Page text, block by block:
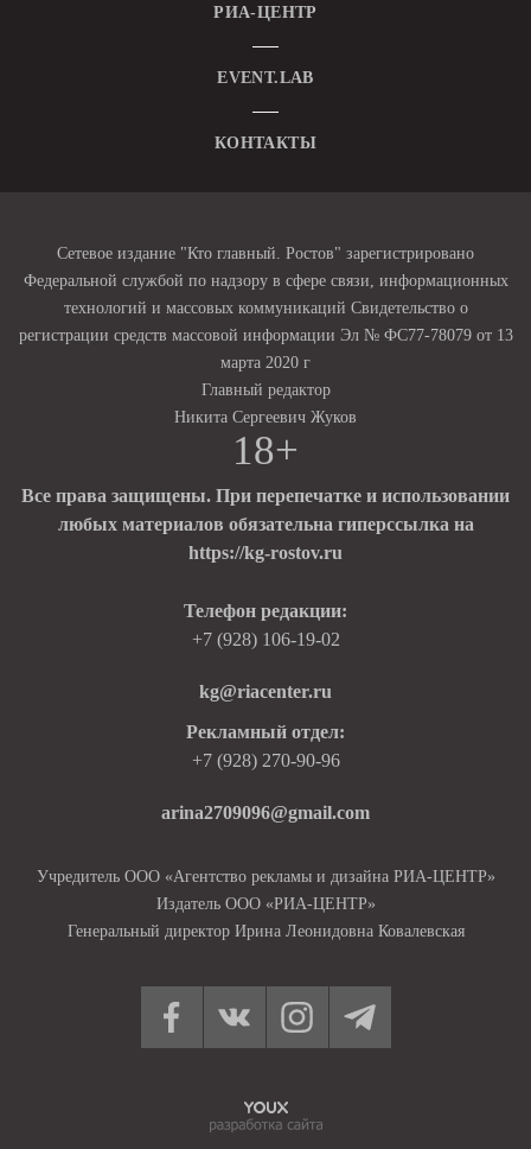
РИА-ЦЕНТР
EVENT.LAB
КОНТАКТЫ
Сетевое издание "Кто главный. Ростов" зарегистрировано
Федеральной службой по надзору в сфере связи, информационных
технологий и массовых коммуникаций Свидетельство о
регистрации средств массовой информации Эл № ФС77-78079 от 13
марта 2020 г
Главный редактор
Никита Сергеевич Жуков
18+
Все права защищены. При перепечатке и использовании
любых материалов обязательна гиперссылка на
https://kg-rostov.ru
Телефон редакции:
+7 (928) 106-19-02
kg@riacenter.ru
Рекламный отдел:
+7 (928) 270-90-96
arina2709096@gmail.com
Учредитель ООО «Агентство рекламы и дизайна РИА-ЦЕНТР»
Издатель ООО «РИА-ЦЕНТР»
Генеральный директор Ирина Леонидовна Ковалевская